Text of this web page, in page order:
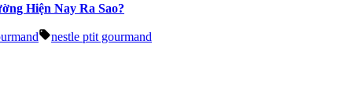
Hiện Nay Ra Sao?
Tags:
nestle ptit gourmand